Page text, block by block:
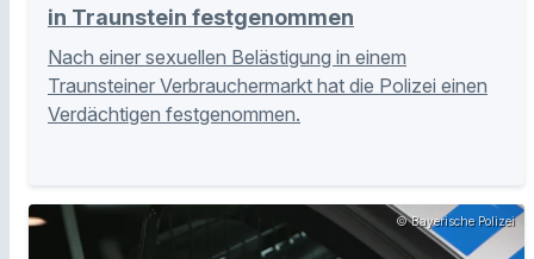
in Traunstein festgenommen
Nach einer sexuellen Belästigung in einem
Traunsteiner Verbrauchermarkt hat die Polizei einen
Verdächtigen festgenommen.
© Bayerische Polizei